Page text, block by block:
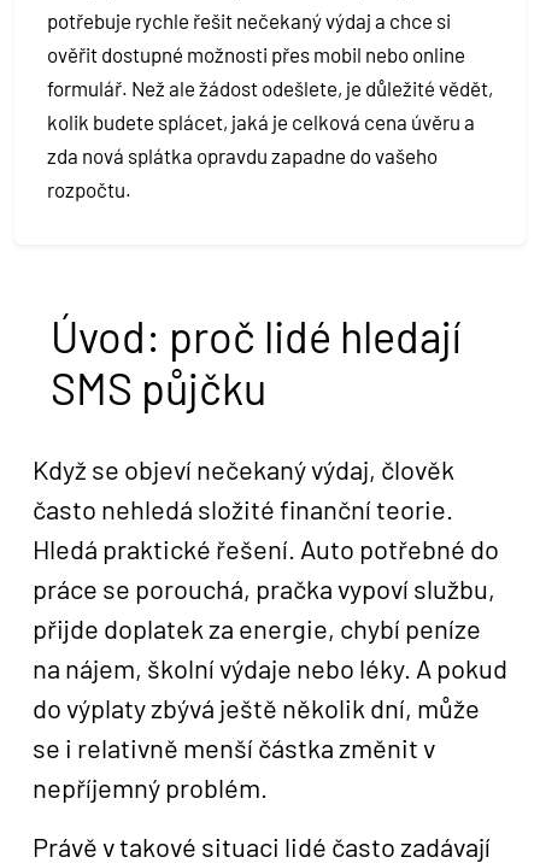
potřebuje rychle řešit nečekaný výdaj a chce si
ověřit dostupné možnosti přes mobil nebo online
formulář. Než ale žádost odešlete, je důležité vědět,
kolik budete splácet, jaká je celková cena úvěru a
zda nová splátka opravdu zapadne do vašeho
rozpočtu.
Úvod: proč lidé hledají
SMS půjčku
Když se objeví nečekaný výdaj, člověk
často nehledá složité finanční teorie.
Hledá praktické řešení. Auto potřebné do
práce se porouchá, pračka vypoví službu,
přijde doplatek za energie, chybí peníze
na nájem, školní výdaje nebo léky. A pokud
do výplaty zbývá ještě několik dní, může
se i relativně menší částka změnit v
nepříjemný problém.
Právě v takové situaci lidé často zadávají